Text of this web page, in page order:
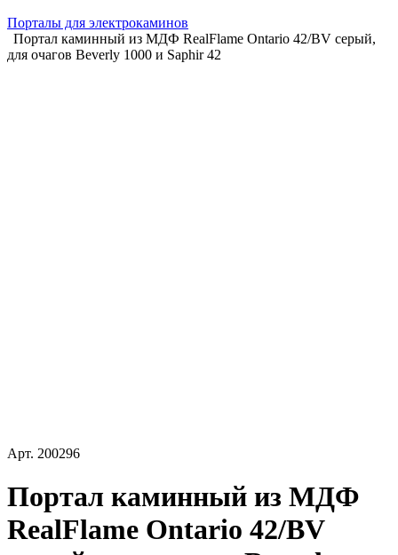
Порталы для электрокаминов
Портал каминный из МДФ RealFlame Ontario 42/BV серый,
для очагов Beverly 1000 и Saphir 42
Арт. 200296
Портал каминный из МДФ
RealFlame Ontario 42/BV